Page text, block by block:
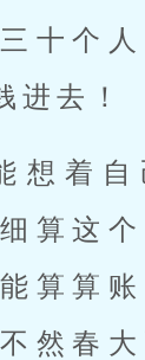
十个
进去！
想着自
算这
算算
然春